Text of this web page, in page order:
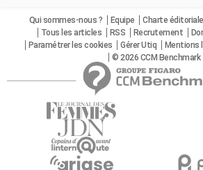
Qui sommes-nous ? Equipe Charte éditoriale
Tous les articles
RSS Recrutement
Paramétrer les cookies
Gérer Utiq Mentions
© 2026 CCM Benchmark